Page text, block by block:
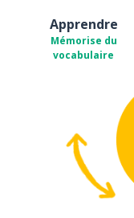
Apprendre
Mémorise du
vocabulaire